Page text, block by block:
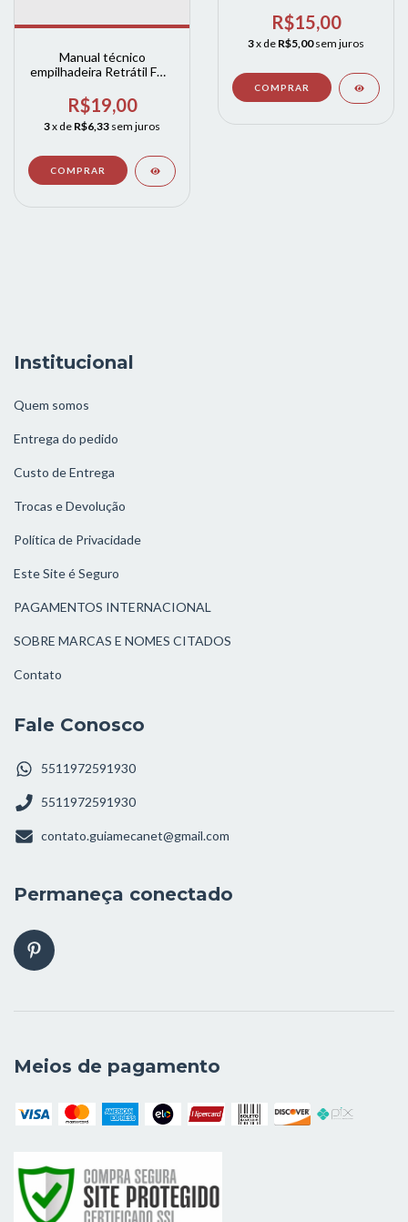
Manual técnico
empilhadeira Retrátil FMe
R$19,00
3x de R$6,33 sem juros
MR16N - MR20W
R$15,00
3x de R$5,00 sem juros
Institucional
Quem somos
Entrega do pedido
Custo de Entrega
Trocas e Devolução
Política de Privacidade
Este Site é Seguro
PAGAMENTOS INTERNACIONAL
SOBRE MARCAS E NOMES CITADOS
Contato
Fale Conosco
5511972591930
5511972591930
contato.guiamecanet@gmail.com
Permaneça conectado
Meios de pagamento